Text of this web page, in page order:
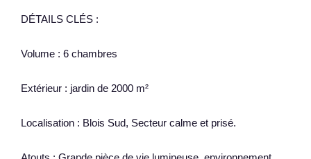
DÉTAILS CLÉS :
Volume : 6 chambres
Extérieur : jardin de 2000 m²
Localisation : Blois Sud, Secteur calme et prisé.